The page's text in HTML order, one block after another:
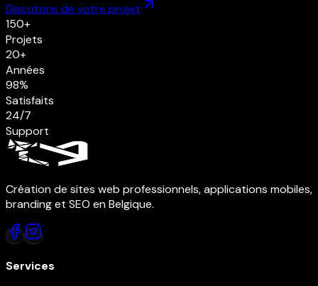
Discutons de votre projet
150+
Projets
20+
Années
98%
Satisfaits
24/7
Support
Création de sites web professionnels, applications mobiles,
branding et SEO en Belgique.
Services